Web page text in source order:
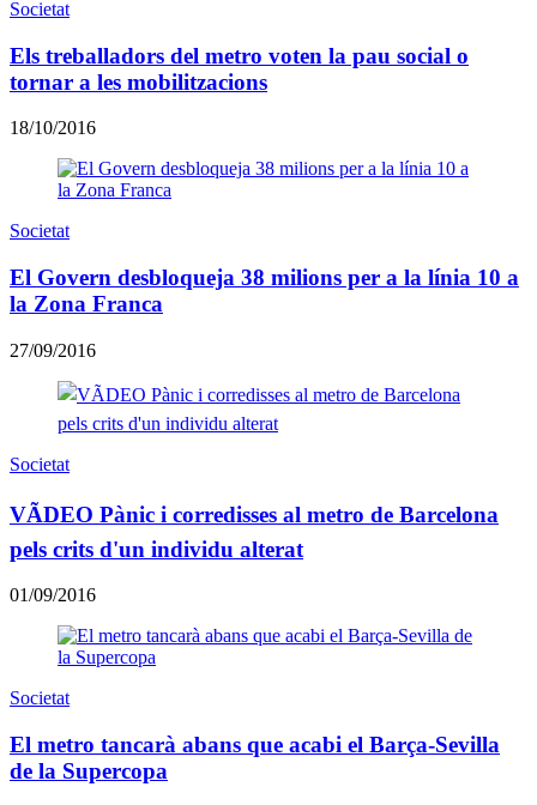
Societat
Els treballadors del metro voten la pau social o
tornar a les mobilitzacions
18/10/2016
Societat
El Govern desbloqueja 38 milions per a la línia 10 a
la Zona Franca
27/09/2016
Societat
VÃDEO Pànic i corredisses al metro de Barcelona
pels crits d'un individu alterat
01/09/2016
Societat
El metro tancarà abans que acabi el Barça-Sevilla
de la Supercopa